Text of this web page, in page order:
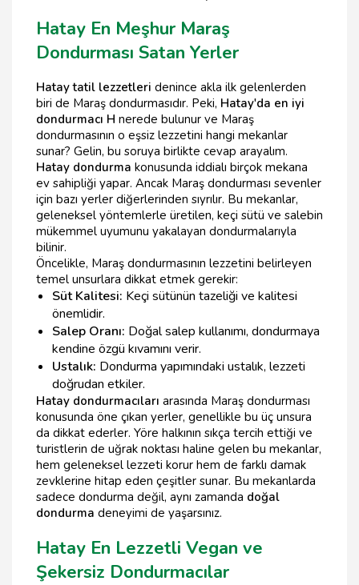
Hatay En Meşhur Maraş
Dondurması Satan Yerler
Hatay tatil lezzetleri denince akla ilk gelenlerden
biri de Maraş dondurmasıdır. Peki, Hatay'da en iyi
dondurmacı H nerede bulunur ve Maraş
dondurmasının o eşsiz lezzetini hangi mekanlar
sunar? Gelin, bu soruya birlikte cevap arayalım.
Hatay dondurma konusunda iddialı birçok mekana
ev sahipliği yapar. Ancak Maraş dondurması sevenler
için bazı yerler diğerlerinden sıyrılır. Bu mekanlar,
geleneksel yöntemlerle üretilen, keçi sütü ve salebin
mükemmel uyumunu yakalayan dondurmalarıyla
bilinir.
Öncelikle, Maraş dondurmasının lezzetini belirleyen
temel unsurlara dikkat etmek gerekir:
Süt Kalitesi: Keçi sütünün tazeliği ve kalitesi
önemlidir.
Salep Oranı: Doğal salep kullanımı, dondurmaya
kendine özgü kıvamını verir.
Ustalık: Dondurma yapımındaki ustalık, lezzeti
doğrudan etkiler.
Hatay dondurmacıları arasında Maraş dondurması
konusunda öne çıkan yerler, genellikle bu üç unsura
da dikkat ederler. Yöre halkının sıkça tercih ettiği ve
turistlerin de uğrak noktası haline gelen bu mekanlar,
hem geleneksel lezzeti korur hem de farklı damak
zevklerine hitap eden çeşitler sunar. Bu mekanlarda
sadece dondurma değil, aynı zamanda doğal
dondurma deneyimi de yaşarsınız.
Hatay En Lezzetli Vegan ve
Şekersiz Dondurmacılar